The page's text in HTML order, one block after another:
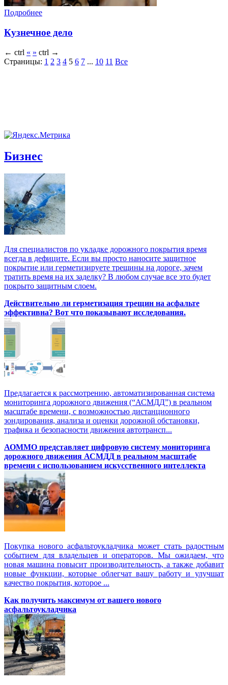
Подробнее
Кузнечное дело
← ctrl « » ctrl →
Страницы: 1 2 3 4 5 6 7 ... 10 11 Все
Бизнес
Для специалистов по укладке дорожного покрытия время
всегда в дефиците. Если вы просто наносите защитное
покрытие или герметизируете трещины на дороге, зачем
тратить время на их заделку? В любом случае все это будет
покрыто защитным слоем.
Действительно ли герметизация трещин на асфальте
эффективна? Вот что показывают исследования.
Предлагается к рассмотрению, автоматизированная система
мониторинга дорожного движения (“АСМДД”) в реальном
масштабе времени, с возможностью дистанционного
зондирования, анализа и оценки дорожной обстановки,
трафика и безопасности движения автотрансп...
АОММО представляет цифровую cистему мониторинга
дорожного движения АСМДД в реальном масштабе
времени с использованием искусственного интеллекта
Покупка нового асфальтоукладчика может стать радостным
событием для владельцев и операторов. Мы ожидаем, что
новая машина повысит производительность, а также добавит
новые функции, которые облегчат вашу работу и улучшат
качество покрытия, которое ...
Как получить максимум от вашего нового
асфальтоукладчика